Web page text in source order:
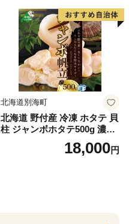
満足 美味しい 贈答 生食用 刺
身 お刺身 刺し身 魚介類 海鮮
冷凍 厚切り 薄切り ふるさと
納税 ふるさとチョイス チョ
イス 北海道 白糠町
北海道別海町
北海道 野付産 冷凍 ホタテ 貝
柱 ジャンボホタテ500g 濃厚
な旨味と甘み （ほたて ホタ
テ 帆立 貝柱 ホタテ貝柱 大玉
18,000円